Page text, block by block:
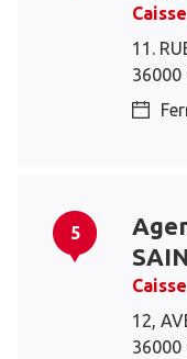
11.
36000
5
12,
36000